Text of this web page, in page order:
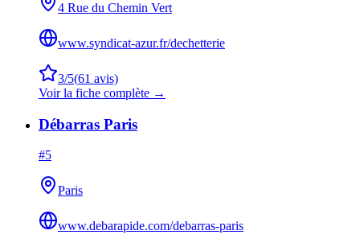
4 Rue du Chemin Vert
www.syndicat-azur.fr/dechetterie
3/5(61 avis)
Voir la fiche complète →
Débarras Paris
#5
Paris
www.debarapide.com/debarras-paris